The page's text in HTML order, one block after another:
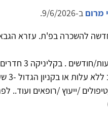
מרום ב-9/6/2026.
אפשרי לפי
או בקניון הגדול -3 שעות ראשונות חינם.
/ייעוץ /רופאים ועוד..